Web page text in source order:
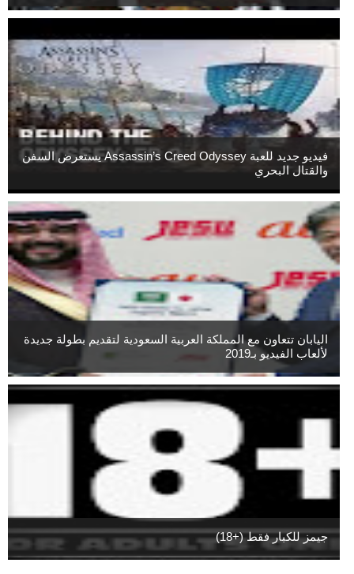
فيديو جديد للعبة Assassin’s Creed Odyssey يستعرض السفن
والقتال البحري
اليابان تتعاون مع المملكة العربية السعودية لتقديم بطولة جديدة
لألعاب الفيديو بـ2019
جيمز للكبار فقط (+18)